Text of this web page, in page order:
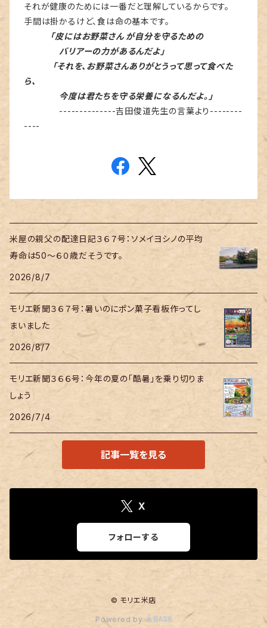
それが健康のためには一番だと理解しているからです。
手間は掛かるけど、食は命の基本です。
「皮にはお野菜さん が自分を守るための
バリアーの力があるんだよ」
「それを、お野菜さんありがとうって思って食べた
ら、
今度は君たちを守る栄養になるんだよ。」
--------------吉田俊道先生の言葉より--------
----
米屋の親父の配達日記３６７号：ソメイヨシノの平均
寿命は50～６０歳だそうです。
2026/8/7
モリエ新聞３６７号：暑いのにポン菓子看板作ってし
まいました
2026/8/7
モリエ新聞３６６号：今年の夏の「酷暑」を乗り切りま
しょう
2026/7/4
記事一覧を見る
X
フォローする
© モリエ米店
Powered by